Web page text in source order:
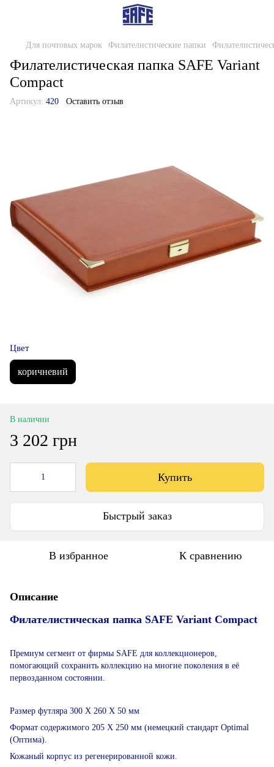
Для почтовых марок Филателистические папки
Филателистическая папка SAFE Variant
Compact
Артикул: 420 Оставить отзыв
Цвет
коричневий
В наличии
3 202 грн
Купить
Быстрый заказ
В избранное К сравнению
Описание
Филателистическая папка SAFE Variant Compact
Премиум сегмент от фирмы SAFE для коллекционеров,
помогающий сохранить коллекцию на многие поколения в её
первозданном состоянии.
Размер футляра 300 Х 260 Х 50 мм
Формат содержимого 205 Х 250 мм (немецкий стандарт Optimal
(Оптима).
Кожаный корпус из регенерированной кожи.